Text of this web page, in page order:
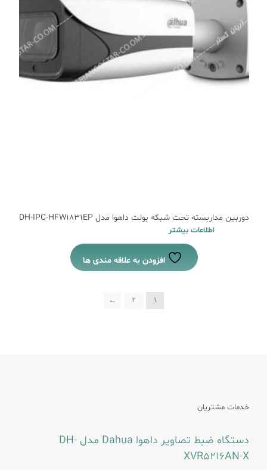
دوربین مداربسته تحت شبکه بولت داهوا مدل DH-IPC-HFW1831EP
اطلاعات بیشتر
افزودن به علاقه مندی ها
1
2
←
خدمات مشتریان
دستگاه ضبط تصاویر داهوا Dahua مدل DH-
XVR5216AN-X